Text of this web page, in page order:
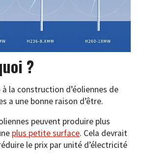
?
à la construction d’éoliennes de
a une bonne raison d’être.
peuvent produire plus
plus petite surface. Cela devrait
le prix par unité d’électricité